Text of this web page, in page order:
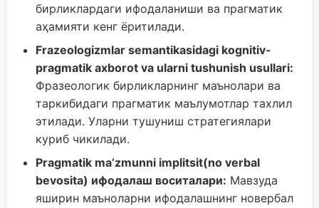
бирликлардаги ифодаланиши ва прагматик
аҳамияти кенг ёритилади.
Frazeologizmlar semantikasidagi kognitiv-
pragmatik axborot va ularni tushunish usullari:
Фразеологик бирликларнинг маънолари ва
таркибидаги прагматик маълумотлар тахлил
этилади. Уларни тушуниш стратегиялари
куриб чикилади.
Pragmatik ma’zmunni implitsit(no verbal
bevosita) ифодалаш воситалари: Мавзуда
яширин маъноларни ифодалашнинг новербал